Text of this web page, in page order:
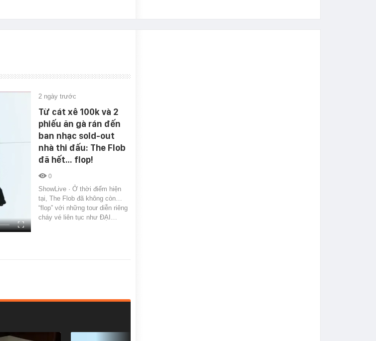
2 ngày trước
Từ cát xê 100k và 2
phiếu ăn gà rán đến
ban nhạc sold-out
nhà thi đấu: The Flob
đã hết… flop!
0
ShowLive · Ở thời điểm hiện
tại, The Flob đã không còn…
“flop” với những tour diễn riêng
cháy vé liên tục như ĐẠI…